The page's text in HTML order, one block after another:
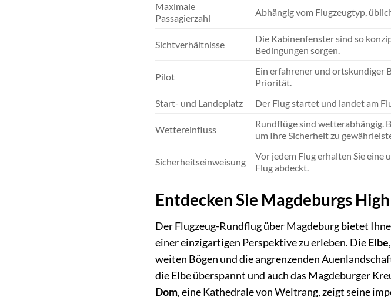
Maximale
Passagierzahl
Abhängig vom Flugzeugtyp,
Sichtverhältnisse
Die Kabinenfenster sind so
Bedingungen sorgen.
Pilot
Ein erfahrener und ortskundiger
Priorität.
Start- und Landeplatz
Der Flug startet und landet am
Wettereinfluss
Rundflüge sind wetterabhängig.
um Ihre Sicherheit zu
Sicherheitseinweisung
Vor jedem Flug erhalten Sie eine
Flug abdeckt.
Entdecken Sie Magdeburgs
Der Flugzeug-Rundflug über Magdeburg bietet
einer einzigartigen Perspektive zu erleben. DieElbe
weiten Bögen und die angrenzenden
die Elbe überspannt und auch das Magdeburger
Dom, eine Kathedrale von Weltrang, zeigt seine